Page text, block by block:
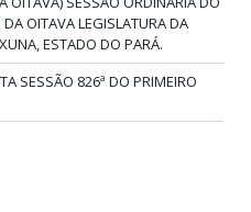
OITAVA LEGISLATURA DA
ESTADO DO PARÁ.
SESSÃO 826ª DO PRIMEIRO